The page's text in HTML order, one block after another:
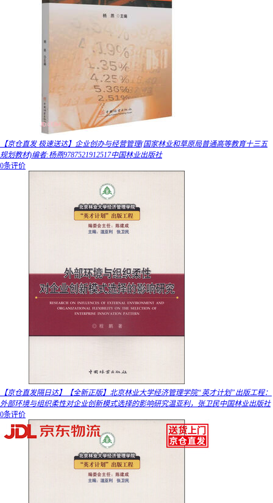
【京仓直发 极速送达】企业创办与经营管理(国家林业和草原局普通高等教育十三五
规划教材)编者:杨燕9787521912517中国林业出版社
0条评价
【京仓直发隔日达】【全新正版】北京林业大学经济管理学院“英才计划”出版工程：
外部环境与组织柔性对企业创新模式选择的影响研究温亚利，张卫民中国林业出版社
0条评价